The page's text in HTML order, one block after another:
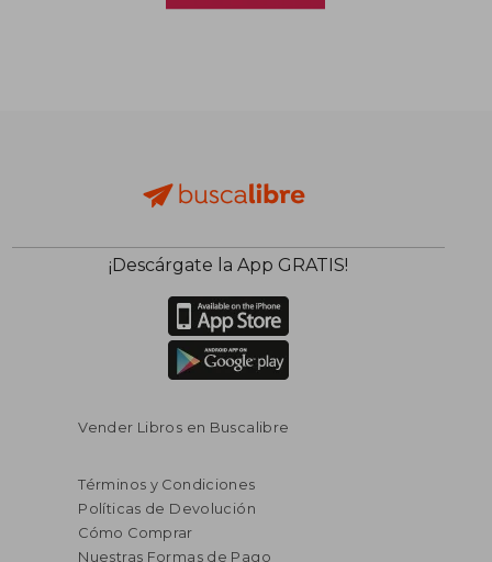
¡Descárgate la App GRATIS!
Vender Libros en Buscalibre
Términos y Condiciones
Políticas de Devolución
Cómo Comprar
Nuestras Formas de Pago